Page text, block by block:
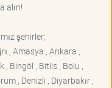
alın!
şehirler;
, Amasya , Ankara ,
, Bingöl , Bitlis , Bolu ,
, Denizli , Diyarbakır ,